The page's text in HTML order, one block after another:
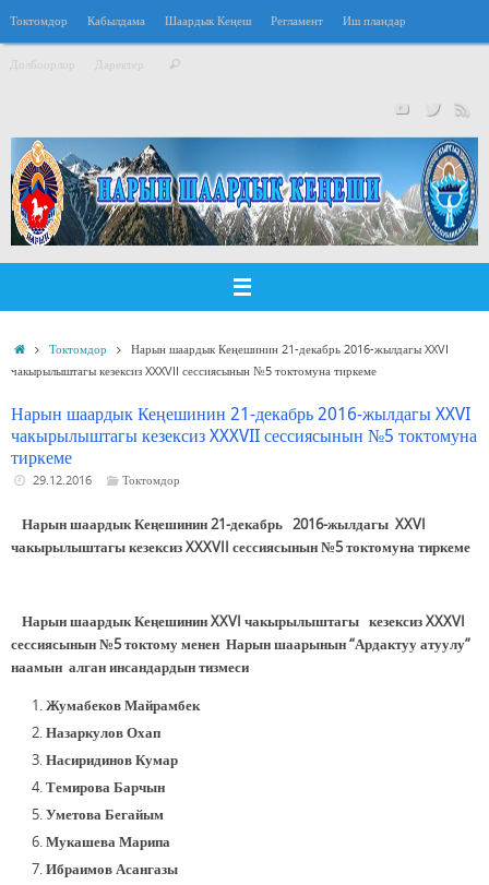
содержимому
Токтомдор Кабылдама Шаардык Кеңеш Регламент Иш пландар
Долбоорлор Даректер Поиск
ГлавнаяТоктомдор
Нарын шаардык Кеңешинин 21-декабрь 2016-жылдагы XXVI
чакырылыштагы кезексиз XXXVII сессиясынын №5 токтомуна тиркеме
Нарын шаардык Кеңешинин 21-декабрь 2016-жылдагы XXVI
чакырылыштагы кезексиз XXXVII сессиясынын №5 токтомуна
тиркеме
29.12.2016 Токтомдор
Нарын шаардык Кеңешинин 21-декабрь 2016-жылдагы XXVI
чакырылыштагы кезексиз XXXVII сессиясынын №5 токтомуна тиркеме
Нарын шаардык Кеңешинин XXVI чакырылыштагы кезексиз XXXVI
сессиясынын №5 токтому менен Нарын шаарынын “Ардактуу атуулу”
наамын алган инсандардын тизмеси
Жумабеков Майрамбек
Назаркулов Охап
Насиридинов Кумар
Темирова Барчын
Уметова Бегайым
Мукашева Марипа
Ибраимов Асангазы